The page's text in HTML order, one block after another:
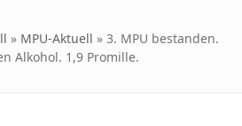
» MPU-Aktuell »3. MPU bestanden.
Alkohol. 1,9 Promille.